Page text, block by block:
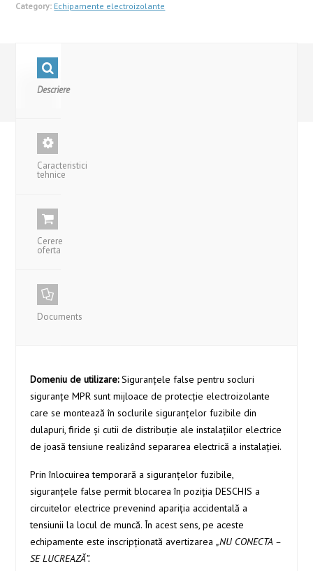
Category: Echipamente electroizolante
Descriere
Caracteristici
tehnice
Cerere
oferta
Documents
Domeniu de utilizare:Siguranţele false pentru socluri
siguranțe MPR sunt mijloace de protecţie electroizolante
care se montează în soclurile siguranţelor fuzibile din
dulapuri, firide şi cutii de distribuţie ale instalaţiilor electrice
de joasă tensiune realizând separarea electrică a instalaţiei.
Prin înlocuirea temporară a siguranţelor fuzibile,
siguranţele false permit blocarea în poziţia DESCHIS a
circuitelor electrice prevenind apariţia accidentală a
tensiunii la locul de muncă. În acest sens, pe aceste
echipamente este inscripţionată avertizarea„NU CONECTA –
SELUCREAZĂ”.